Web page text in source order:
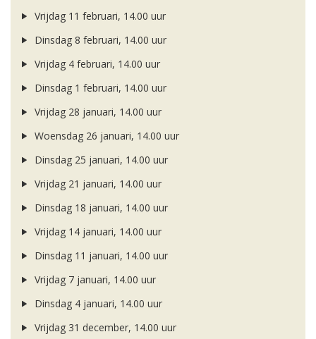
Vrijdag 11 februari, 14.00 uur
Dinsdag 8 februari, 14.00 uur
Vrijdag 4 februari, 14.00 uur
Dinsdag 1 februari, 14.00 uur
Vrijdag 28 januari, 14.00 uur
Woensdag 26 januari, 14.00 uur
Dinsdag 25 januari, 14.00 uur
Vrijdag 21 januari, 14.00 uur
Dinsdag 18 januari, 14.00 uur
Vrijdag 14 januari, 14.00 uur
Dinsdag 11 januari, 14.00 uur
Vrijdag 7 januari, 14.00 uur
Dinsdag 4 januari, 14.00 uur
Vrijdag 31 december, 14.00 uur